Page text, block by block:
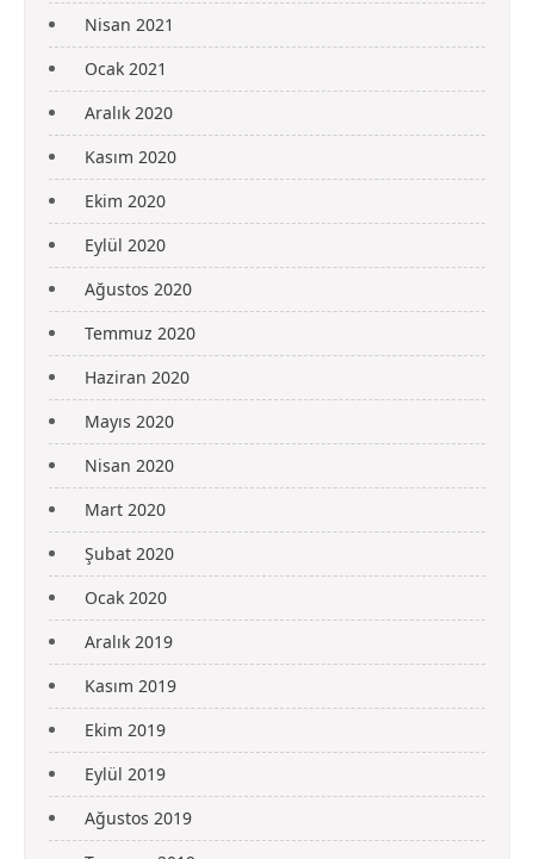
Nisan 2021
Ocak 2021
Aralık 2020
Kasım 2020
Ekim 2020
Eylül 2020
Ağustos 2020
Temmuz 2020
Haziran 2020
Mayıs 2020
Nisan 2020
Mart 2020
Şubat 2020
Ocak 2020
Aralık 2019
Kasım 2019
Ekim 2019
Eylül 2019
Ağustos 2019